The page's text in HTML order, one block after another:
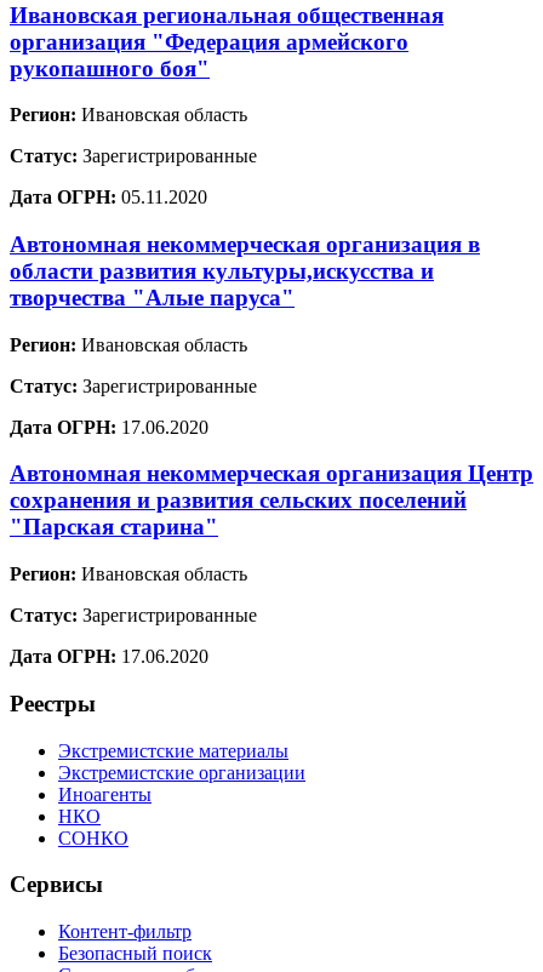
Ивановская региональная общественная
организация "Федерация армейского
рукопашного боя"
Регион: Ивановская область
Статус: Зарегистрированные
Дата ОГРН: 05.11.2020
Автономная некоммерческая организация в
области развития культуры,искусства и
творчества "Алые паруса"
Регион: Ивановская область
Статус: Зарегистрированные
Дата ОГРН: 17.06.2020
Автономная некоммерческая организация Центр
сохранения и развития сельских поселений
"Парская старина"
Регион: Ивановская область
Статус: Зарегистрированные
Дата ОГРН: 17.06.2020
Реестры
Экстремистские материалы
Экстремистские организации
Иноагенты
НКО
СОНКО
Сервисы
Контент-фильтр
Безопасный поиск